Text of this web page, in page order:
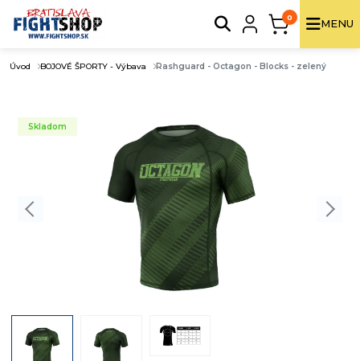
0
MENU
Úvod BOJOVÉ ŠPORTY - Výbava Rashguard - Octagon - Blocks - zelený
Skladom